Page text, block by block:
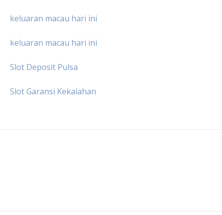
keluaran macau hari ini
keluaran macau hari ini
Slot Deposit Pulsa
Slot Garansi Kekalahan